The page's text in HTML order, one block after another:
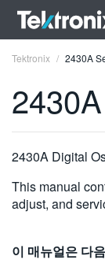
ENGLISH
VIỆT NAM
Tektronix 2430A
2430A Digital
This manual
adjust, and
이 매뉴얼은 다